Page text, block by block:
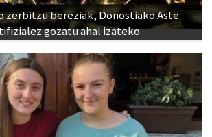
zerbitzu bereziak, Donostiako Aste
gozatu ahal izateko